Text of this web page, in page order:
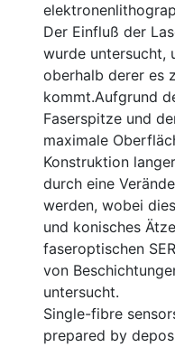
Der Einfluß der
wurde untersucht,
oberhalb derer es
kommt.Aufgrund
Faserspitze und
maximale
Konstruktion
durch eine
werden, wobei
und konisches
faseroptischen
von
untersucht.
Single-fibre
prepared by